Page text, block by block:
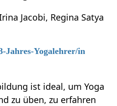
Jacobi, Regina Satya
Jahres-Yogalehrer/in
ist ideal, um Yoga
zu üben, zu erfahren